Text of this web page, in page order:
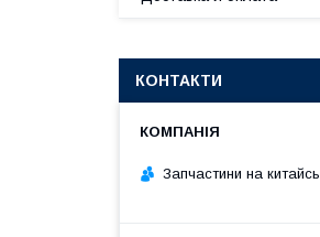
КОНТАКТИ
Запчастини на